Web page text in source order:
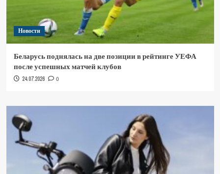
Новости
Беларусь поднялась на две позиции в рейтинге УЕФА
после успешных матчей клубов
24.07.2026 0